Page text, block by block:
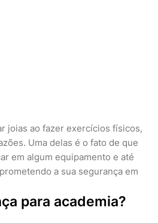
joias ao fazer exercícios físicos,
Uma delas é o fato de que
em algum equipamento e até
a sua segurança em
para academia?